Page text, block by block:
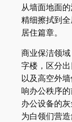
从墙面地面
精细擦拭到
居住篇章。
商业保洁领
字楼，区分
以及高空外
响办公秩序的
办公设备的
为白领们营